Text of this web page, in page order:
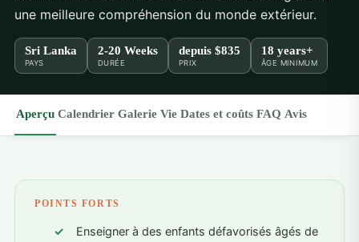
une meilleure compréhension du monde extérieur.
Sri Lanka
PAYS
2-20 Weeks
DURÉE
depuis $835
PRIX
18 years+
ÂGE MINIMUM
Aperçu Calendrier Galerie Vie Dates et coûts FAQ Avis
POINTS FORTS
Enseigner à des enfants défavorisés âgés de